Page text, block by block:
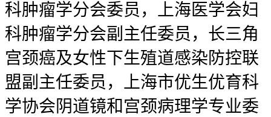
科肿瘤学分会委员，上海医学会妇
科肿瘤学分会副主任委员，长三角
宫颈癌及女性下生殖道感染防控联
盟副主任委员，上海市优生优育科
学协会阴道镜和宫颈病理学专业委